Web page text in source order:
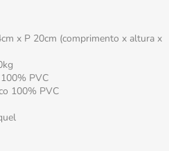
x P 20cm (comprimento x altura x
PVC
100% PVC